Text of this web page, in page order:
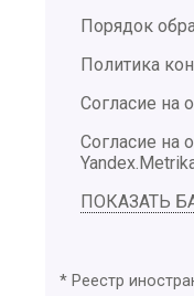
Порядок
Политика
Согласие на
Согласие на
ПОКАЗАТЬ
* Реестр